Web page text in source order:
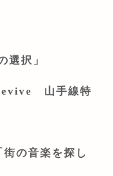
選択」
山手線特
の音楽を探し